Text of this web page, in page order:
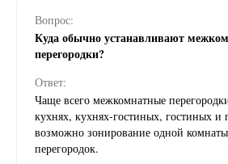
Вопрос:
Куда обычно устанавливают
перегородки?
Ответ:
Чаще всего межкомнатные
кухнях, кухнях-гостиных, гостиных и
возможно зонирование одной
перегородок.